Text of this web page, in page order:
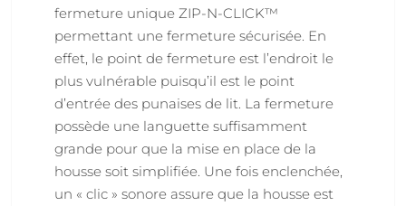
fermeture unique ZIP-N-CLICK™
permettant une fermeture sécurisée. En
effet, le point de fermeture est l’endroit le
plus vulnérable puisqu’il est le point
d’entrée des punaises de lit. La fermeture
possède une languette suffisamment
grande pour que la mise en place de la
housse soit simplifiée. Une fois enclenchée,
un « clic » sonore assure que la housse est